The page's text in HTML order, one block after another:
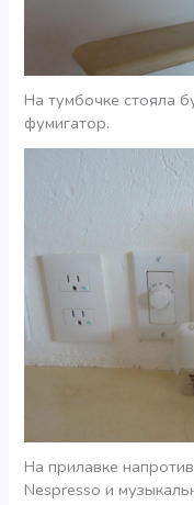
На тумбочке стояла
фумигатор.
На прилавке
Nespresso и